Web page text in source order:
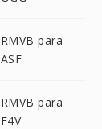
RMVB para
ASF
RMVB para
F4V